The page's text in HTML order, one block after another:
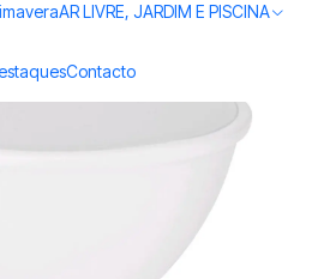
AR LIVRE, JARDIM E PISCINA
Contacto